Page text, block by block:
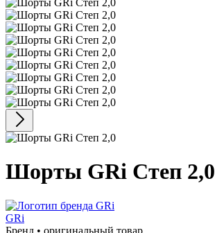
Шорты GRi Степ 2,0
GRi
Бренд • оригинальный товар